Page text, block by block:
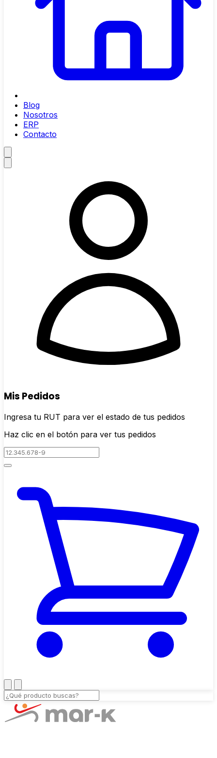
Blog
Nosotros
ERP
Contacto
Mis Pedidos
Ingresa tu RUT para ver el estado de tus pedidos
Haz clic en el botón para ver tus pedidos